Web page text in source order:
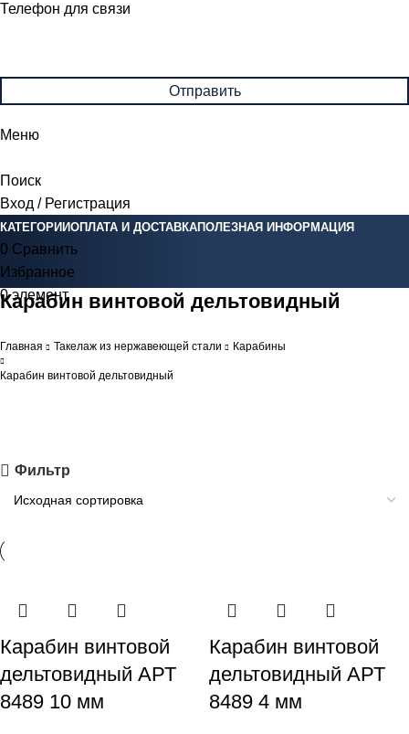
Телефон для связи
Меню
Поиск
Вход / Регистрация
КАТЕГОРИИОПЛАТА И ДОСТАВКАПОЛЕЗНАЯ ИНФОРМАЦИЯ
0 Сравнить
Избранное
0элемент 0 Br
Карабин винтовой дельтовидный
Главная Такелаж из нержавеющей стали Карабины
Карабин винтовой дельтовидный
Фильтр
Карабин винтовой
дельтовидный АРТ
8489 10 мм
Карабин винтовой
дельтовидный АРТ
8489 4 мм